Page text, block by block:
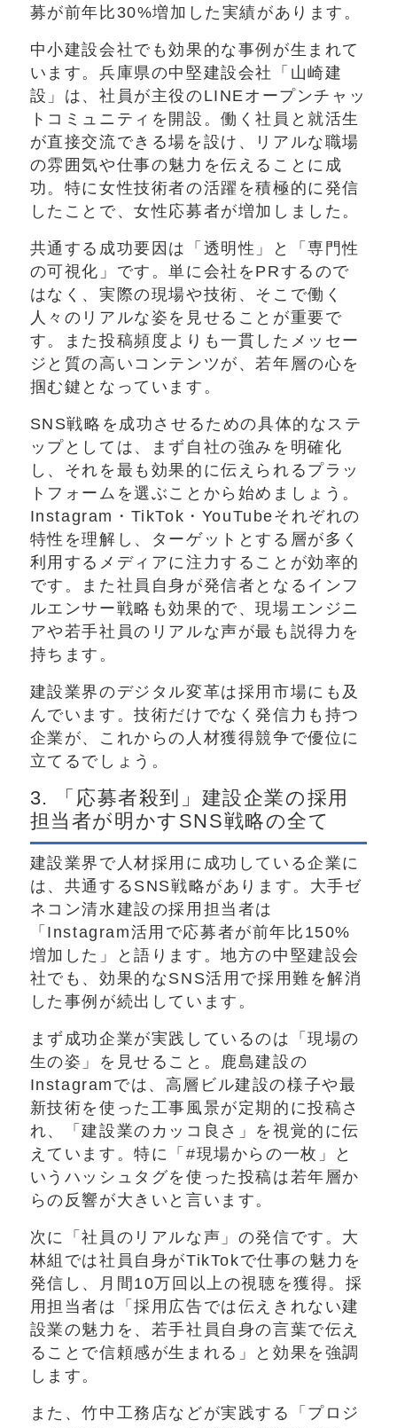
募が前年比30%増加した実績があります。
中小建設会社でも効果的な事例が生まれて
います。兵庫県の中堅建設会社「山崎建
設」は、社員が主役のLINEオープンチャッ
トコミュニティを開設。働く社員と就活生
が直接交流できる場を設け、リアルな職場
の雰囲気や仕事の魅力を伝えることに成
功。特に女性技術者の活躍を積極的に発信
したことで、女性応募者が増加しました。
共通する成功要因は「透明性」と「専門性
の可視化」です。単に会社をPRするので
はなく、実際の現場や技術、そこで働く
人々のリアルな姿を見せることが重要で
す。また投稿頻度よりも一貫したメッセー
ジと質の高いコンテンツが、若年層の心を
掴む鍵となっています。
SNS戦略を成功させるための具体的なステ
ップとしては、まず自社の強みを明確化
し、それを最も効果的に伝えられるプラッ
トフォームを選ぶことから始めましょう。
Instagram・TikTok・YouTubeそれぞれの
特性を理解し、ターゲットとする層が多く
利用するメディアに注力することが効率的
です。また社員自身が発信者となるインフ
ルエンサー戦略も効果的で、現場エンジニ
アや若手社員のリアルな声が最も説得力を
持ちます。
建設業界のデジタル変革は採用市場にも及
んでいます。技術だけでなく発信力も持つ
企業が、これからの人材獲得競争で優位に
立てるでしょう。
3. 「応募者殺到」建設企業の採用
担当者が明かすSNS戦略の全て
建設業界で人材採用に成功している企業に
は、共通するSNS戦略があります。大手ゼ
ネコン清水建設の採用担当者は
「Instagram活用で応募者が前年比150%
増加した」と語ります。地方の中堅建設会
社でも、効果的なSNS活用で採用難を解消
した事例が続出しています。
まず成功企業が実践しているのは「現場の
生の姿」を見せること。鹿島建設の
Instagramでは、高層ビル建設の様子や最
新技術を使った工事風景が定期的に投稿さ
れ、「建設業のカッコ良さ」を視覚的に伝
えています。特に「#現場からの一枚」と
いうハッシュタグを使った投稿は若年層か
らの反響が大きいと言います。
次に「社員のリアルな声」の発信です。大
林組では社員自身がTikTokで仕事の魅力を
発信し、月間10万回以上の視聴を獲得。採
用担当者は「採用広告では伝えきれない建
設業の魅力を、若手社員自身の言葉で伝え
ることで信頼感が生まれる」と効果を強調
します。
また、竹中工務店などが実践する「プロジ